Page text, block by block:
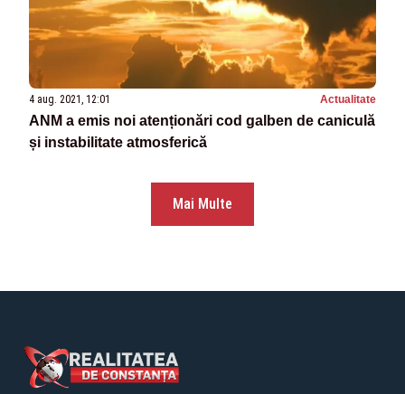
4 aug. 2021, 12:01 Actualitate
ANM a emis noi atenționări cod galben de caniculă
și instabilitate atmosferică
Mai Multe